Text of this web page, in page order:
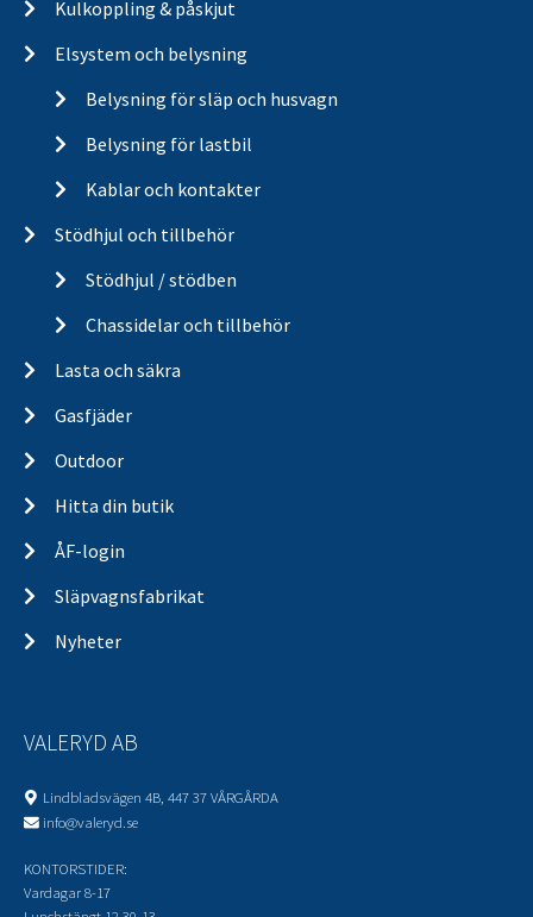
Kulkoppling & påskjut
Elsystem och belysning
Belysning för släp och husvagn
Belysning för lastbil
Kablar och kontakter
Stödhjul och tillbehör
Stödhjul / stödben
Chassidelar och tillbehör
Lasta och säkra
Gasfjäder
Outdoor
Hitta din butik
ÅF-login
Släpvagnsfabrikat
Nyheter
VALERYD AB
Lindbladsvägen 4B, 447 37 VÅRGÅRDA
info@valeryd.se
KONTORSTIDER:
Vardagar 8-17